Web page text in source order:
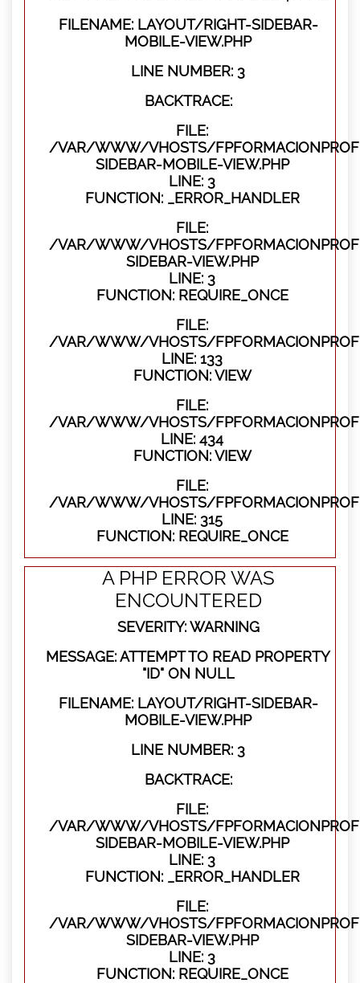
FILENAME: LAYOUT/RIGHT-SIDEBAR-
MOBILE-VIEW.PHP
LINE NUMBER: 3
BACKTRACE:
FILE:
/VAR/WWW/VHOSTS/
SIDEBAR-MOBILE-VIEW.PHP
LINE: 3
FUNCTION: _ERROR_HANDLER
FILE:
/VAR/WWW/VHOSTS/
SIDEBAR-VIEW.PHP
LINE: 3
FUNCTION: REQUIRE_ONCE
FILE:
/VAR/WWW/VHOSTS/
LINE: 133
FUNCTION: VIEW
FILE:
/VAR/WWW/VHOSTS/
LINE: 434
FUNCTION: VIEW
FILE:
/VAR/WWW/VHOSTS/
LINE: 315
FUNCTION: REQUIRE_ONCE
A PHP ERROR WAS
ENCOUNTERED
SEVERITY: WARNING
MESSAGE: ATTEMPT TO READ PROPERTY
"ID" ON NULL
FILENAME: LAYOUT/RIGHT-SIDEBAR-
MOBILE-VIEW.PHP
LINE NUMBER: 3
BACKTRACE:
FILE:
/VAR/WWW/VHOSTS/
SIDEBAR-MOBILE-VIEW.PHP
LINE: 3
FUNCTION: _ERROR_HANDLER
FILE:
/VAR/WWW/VHOSTS/
SIDEBAR-VIEW.PHP
LINE: 3
FUNCTION: REQUIRE_ONCE